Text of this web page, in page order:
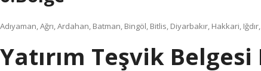
Adıyaman, Ağrı, Ardahan, Batman, Bingöl, Bitlis, Diyarbakır, Hakkari,
Yatırım Teşvik